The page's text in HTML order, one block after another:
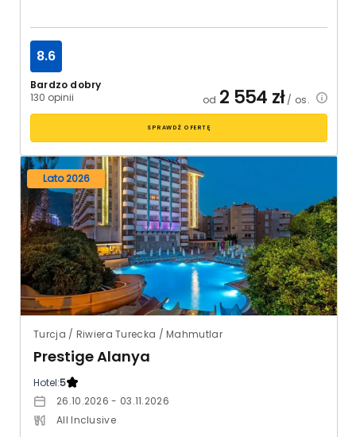
Bardzo dobry
130 opinii
8.6
od 2 554 zł/ os.
SPRAWDŹ OFERTĘ
Lato 2026
Turcja / Riwiera Turecka / Mahmutlar
Prestige Alanya
Hotel:5
26.10.2026 - 03.11.2026
All Inclusive